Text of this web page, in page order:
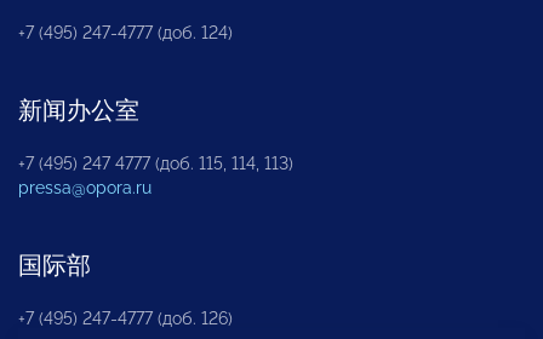
+7 (495) 247-4777 (доб. 124)
新闻办公室
+7 (495) 247 4777 (доб. 115, 114, 113)
pressa@opora.ru
国际部
+7 (495) 247-4777 (доб. 126)